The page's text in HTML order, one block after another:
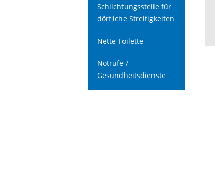
Schlichtungsstelle für
dörfliche Streitigkeiten
Nette Toilette
Notrufe /
Gesundheitsdienste